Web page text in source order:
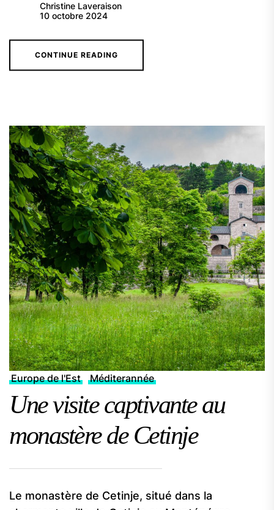
Christine Laveraison
10 octobre 2024
CONTINUE READING
Europe de l'Est Méditerannée
Une visite captivante au
monastère de Cetinje
Le monastère de Cetinje, situé dans la